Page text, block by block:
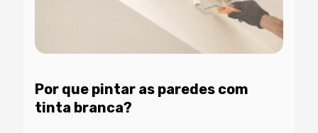
Por que pintar as paredes com
tinta branca?